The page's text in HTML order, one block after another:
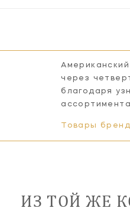
через
благодаря
ассортимента.
Товары
ИЗ ТОЙ ЖЕ